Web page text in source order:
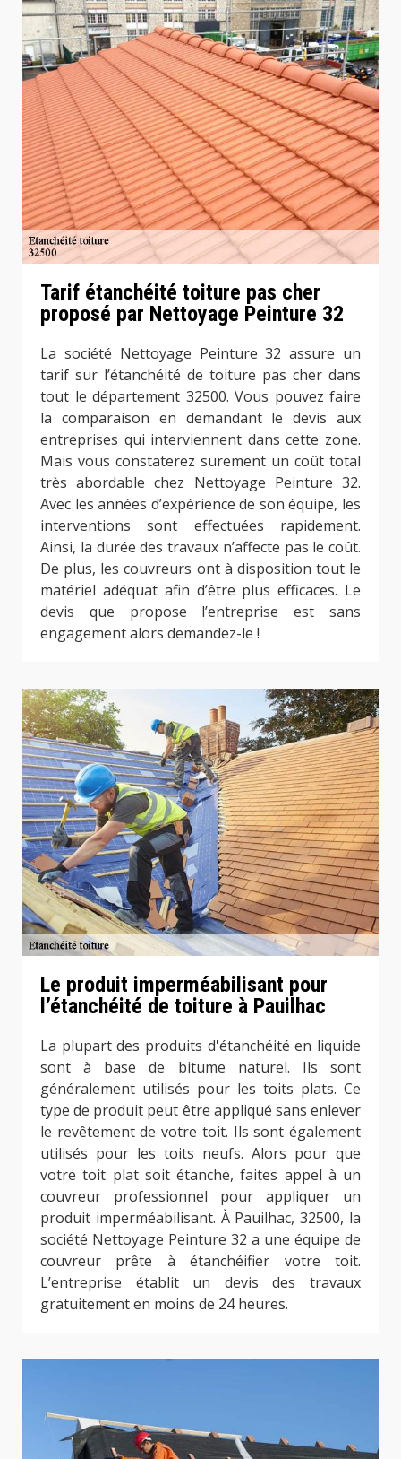
Tarif étanchéité toiture pas cher
proposé par Nettoyage Peinture 32
La société Nettoyage Peinture 32 assure un
tarif sur l’étanchéité de toiture pas cher dans
tout le département 32500. Vous pouvez faire
la comparaison en demandant le devis aux
entreprises qui interviennent dans cette zone.
Mais vous constaterez surement un coût total
très abordable chez Nettoyage Peinture 32.
Avec les années d’expérience de son équipe, les
interventions sont effectuées rapidement.
Ainsi, la durée des travaux n’affecte pas le coût.
De plus, les couvreurs ont à disposition tout le
matériel adéquat afin d’être plus efficaces. Le
devis que propose l’entreprise est sans
engagement alors demandez-le !
Le produit imperméabilisant pour
l’étanchéité de toiture à Pauilhac
La plupart des produits d'étanchéité en liquide
sont à base de bitume naturel. Ils sont
généralement utilisés pour les toits plats. Ce
type de produit peut être appliqué sans enlever
le revêtement de votre toit. Ils sont également
utilisés pour les toits neufs. Alors pour que
votre toit plat soit étanche, faites appel à un
couvreur professionnel pour appliquer un
produit imperméabilisant. À Pauilhac, 32500, la
société Nettoyage Peinture 32 a une équipe de
couvreur prête à étanchéifier votre toit.
L’entreprise établit un devis des travaux
gratuitement en moins de 24 heures.